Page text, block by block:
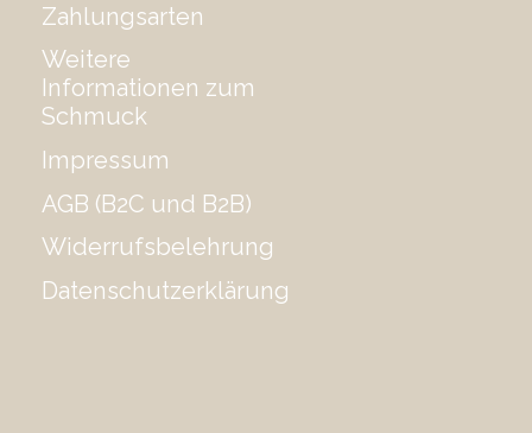
Zahlungsarten
Weitere
Informationen zum
Schmuck
Impressum
AGB (B2C und B2B)
Widerrufsbelehrung
Datenschutzerklärung